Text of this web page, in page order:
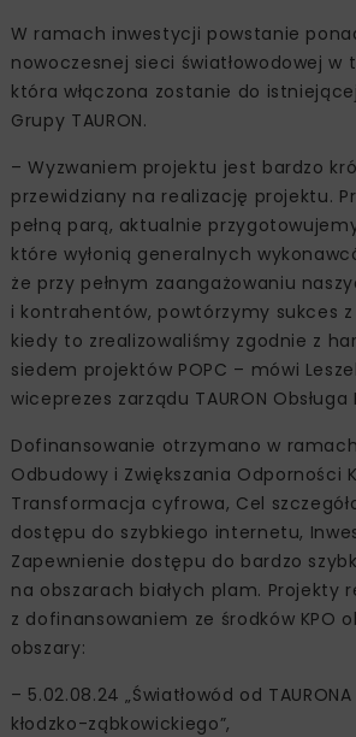
W ramach inwestycji powstanie
nowoczesnej sieci światłowodowej w
która włączona zostanie do
Grupy TAURON.
– Wyzwaniem projektu jest bardzo
przewidziany na realizację projektu.
pełną parą, aktualnie
które wyłonią generalnych
że przy pełnym zaangażowaniu
i kontrahentów, powtórzymy sukces
kiedy to zrealizowaliśmy zgodnie z
siedem projektów POPC – mówi
wiceprezes zarządu TAURON Obsługa
Dofinansowanie otrzymano w
Odbudowy i Zwiększania Odporności
Transformacja cyfrowa, Cel
dostępu do szybkiego internetu,
Zapewnienie dostępu do bardzo
na obszarach białych plam. Projekty
z dofinansowaniem ze środków KPO
obszary:
– 5.02.08.24 „Światłowód od
kłodzko-ząbkowickiego”,